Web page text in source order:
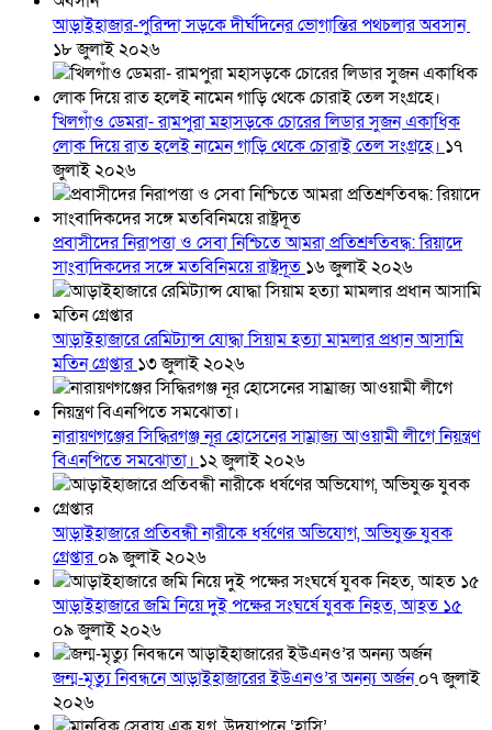
আড়াইহাজার-পুরিন্দা সড়কে দীর্ঘদিনের ভোগান্তির পথচলার অবসান
১৮ জুলাই ২০২৬
খিলগাঁও ডেমরা- রামপুরা মহাসড়কে চোরের লিডার সুজন একাধিক
লোক দিয়ে রাত হলেই নামেন গাড়ি থেকে চোরাই তেল সংগ্রহে। ১৭
জুলাই ২০২৬
প্রবাসীদের নিরাপত্তা ও সেবা নিশ্চিতে আমরা প্রতিশ্রুতিবদ্ধ: রিয়াদে
সাংবাদিকদের সঙ্গে মতবিনিময়ে রাষ্ট্রদূত ১৬ জুলাই ২০২৬
আড়াইহাজারে রেমিট্যান্স যোদ্ধা সিয়াম হত্যা মামলার প্রধান আসামি
মতিন গ্রেপ্তার১৩ জুলাই ২০২৬
নারায়ণগঞ্জের সিদ্ধিরগঞ্জ নূর হোসেনের সাম্রাজ্য আওয়ামী লীগে নিয়ন্ত্রণ
বিএনপিতে সমঝোতা। ১২ জুলাই ২০২৬
আড়াইহাজারে প্রতিবন্ধী নারীকে ধর্ষণের অভিযোগ, অভিযুক্ত যুবক
গ্রেপ্তার০৯ জুলাই ২০২৬
আড়াইহাজারে জমি নিয়ে দুই পক্ষের সংঘর্ষে যুবক নিহত, আহত ১৫
০৯ জুলাই ২০২৬
জন্ম-মৃত্যু নিবন্ধনে আড়াইহাজারের ইউএনও’র অনন্য অর্জন০৭ জুলাই
২০২৬